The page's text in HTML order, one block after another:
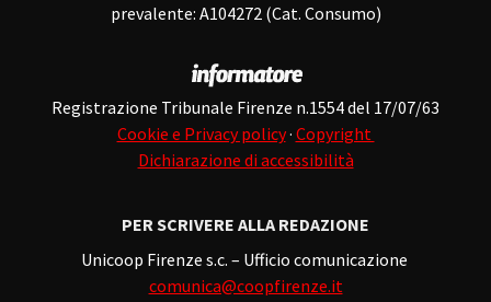
prevalente: A104272 (Cat. Consumo)
Registrazione Tribunale Firenze n.1554 del 17/07/63
Cookie e Privacy policy· Copyright
Dichiarazione di accessibilità
PER SCRIVERE ALLA REDAZIONE
Unicoop Firenze s.c. – Ufficio comunicazione
comunica@coopfirenze.it